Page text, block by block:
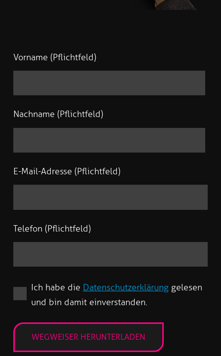
Vorname (Pflichtfeld)
Nachname (Pflichtfeld)
E-Mail-Adresse (Pflichtfeld)
Telefon (Pflichtfeld)
Ich habe die Datenschutzerklärung gelesen
und bin damit einverstanden.